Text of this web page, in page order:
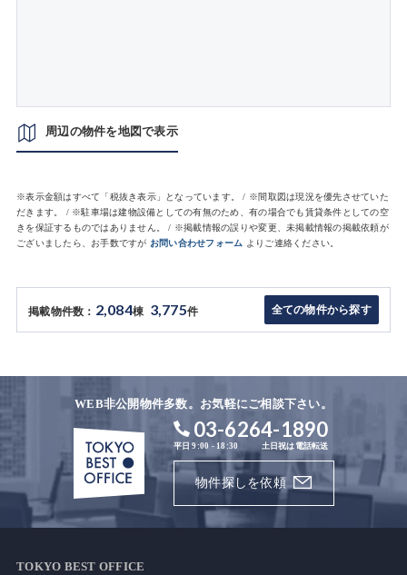
周辺の物件を地図で表示
※表示金額はすべて「税抜き表示」となっています。 / ※間取図は現況を優先させていた
だきます。 / ※駐車場は建物設備としての有無のため、有の場合でも賃貸条件としての空
きを保証するものではありません。 / ※掲載情報の誤りや変更、未掲載情報の掲載依頼が
ございましたら、お手数ですが お問い合わせフォーム よりご連絡ください。
掲載物件数： 2,084棟 3,775件 全ての物件から探す
WEB非公開物件多数。お気軽にご相談下さい。
03-6264-1890
平日 9:00 - 18:30 土日祝は電話転送
物件探しを依頼
TOKYO BEST OFFICE